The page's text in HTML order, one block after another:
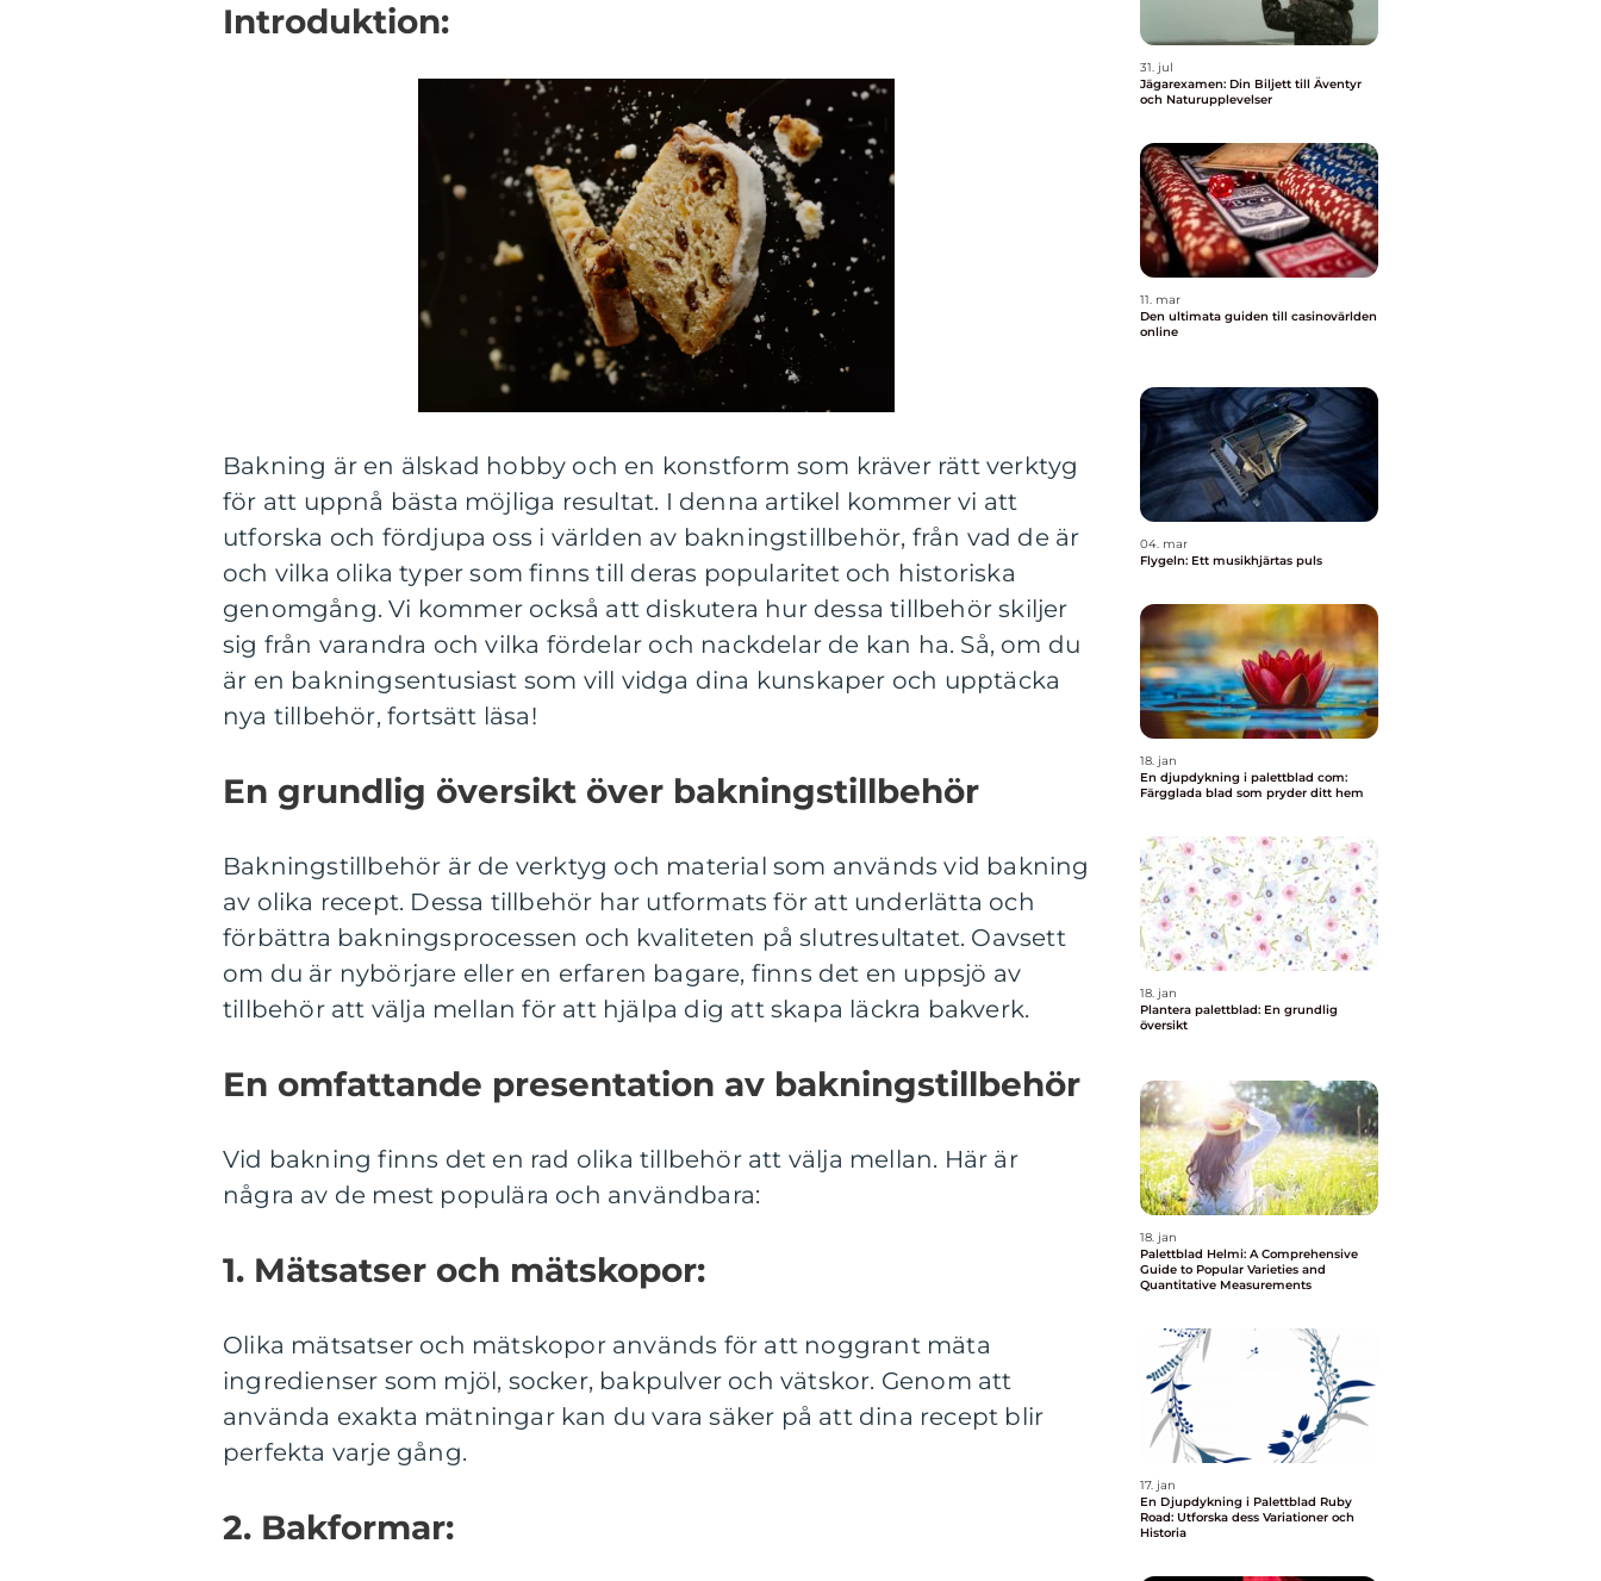
Introduktion:
Bakning är en älskad hobby och en konstform som kräver rätt verktyg
för att uppnå bästa möjliga resultat. I denna artikel kommer vi att
utforska och fördjupa oss i världen av bakningstillbehör, från vad de är
och vilka olika typer som finns till deras popularitet och historiska
genomgång. Vi kommer också att diskutera hur dessa tillbehör skiljer
sig från varandra och vilka fördelar och nackdelar de kan ha. Så, om du
är en bakningsentusiast som vill vidga dina kunskaper och upptäcka
nya tillbehör, fortsätt läsa!
En grundlig översikt över bakningstillbehör
Bakningstillbehör är de verktyg och material som används vid bakning
av olika recept. Dessa tillbehör har utformats för att underlätta och
förbättra bakningsprocessen och kvaliteten på slutresultatet. Oavsett
om du är nybörjare eller en erfaren bagare, finns det en uppsjö av
tillbehör att välja mellan för att hjälpa dig att skapa läckra bakverk.
En omfattande presentation av bakningstillbehör
Vid bakning finns det en rad olika tillbehör att välja mellan. Här är
några av de mest populära och användbara:
1. Mätsatser och mätskopor:
Olika mätsatser och mätskopor används för att noggrant mäta
ingredienser som mjöl, socker, bakpulver och vätskor. Genom att
använda exakta mätningar kan du vara säker på att dina recept blir
perfekta varje gång.
2. Bakformar:
31. jul
Jägarexamen: Din Biljett till Äventyr
och Naturupplevelser
11. mar
Den ultimata guiden till casinovärlden
online
04. mar
Flygeln: Ett musikhjärtas puls
18. jan
En djupdykning i palettblad com:
Färgglada blad som pryder ditt hem
18. jan
Plantera palettblad: En grundlig
översikt
18. jan
Palettblad Helmi: A Comprehensive
Guide to Popular Varieties and
Quantitative Measurements
17. jan
En Djupdykning i Palettblad Ruby
Road: Utforska dess Variationer och
Historia